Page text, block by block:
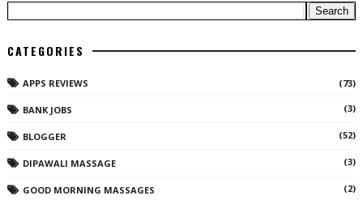
CATEGORIES
APPS REVIEWS (73)
BANK JOBS (3)
BLOGGER (52)
DIPAWALI MASSAGE (3)
GOOD MORNING MASSAGES (2)